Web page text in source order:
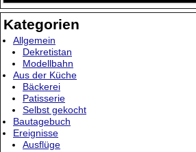
Kategorien
Allgemein
Dekretistan
Modellbahn
Aus der Küche
Bäckerei
Patisserie
Selbst gekocht
Bautagebuch
Ereignisse
Ausflüge